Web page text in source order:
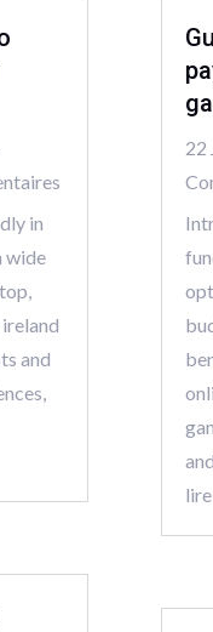
in
wide
and
22